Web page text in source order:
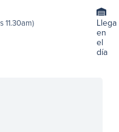
11.30am)
Llega
en
el
día